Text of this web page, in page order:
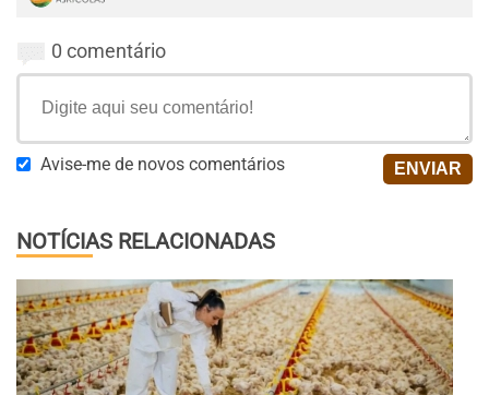
0 comentário
Avise-me de novos comentários
NOTÍCIAS RELACIONADAS